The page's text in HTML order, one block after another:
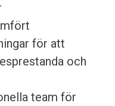
för att
och
team för